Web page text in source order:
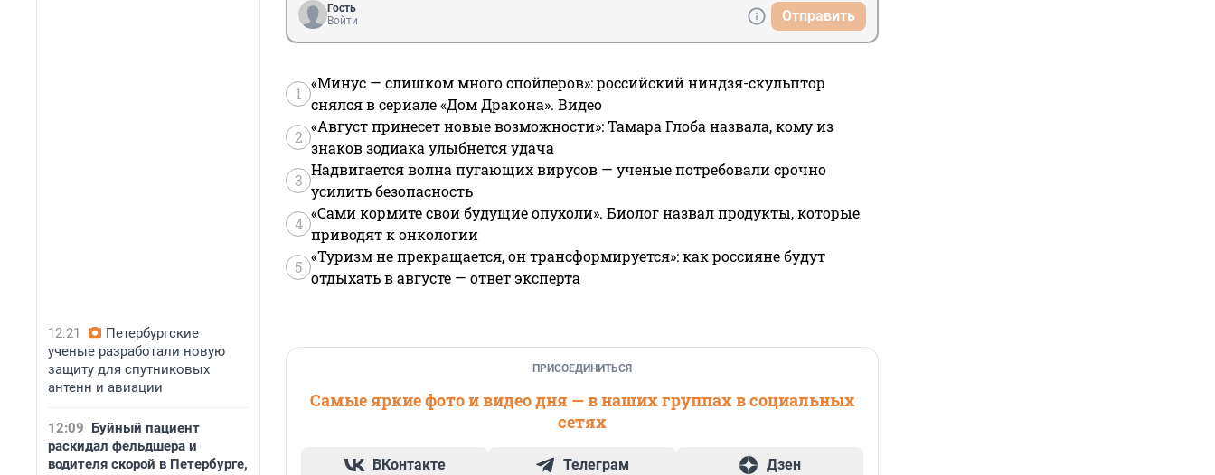
12:21
Петербургские
ученые разработали новую
защиту для спутниковых
антенн и авиации
12:09 Буйный пациент
раскидал фельдшера и
водителя скорой в Петербурге,
Гость
Войти
Отправить
1
«Минус — слишком много спойлеров»: российский ниндзя-скульптор
снялся в сериале «Дом Дракона». Видео
2
«Август принесет новые возможности»: Тамара Глоба назвала, кому из
знаков зодиака улыбнется удача
3
Надвигается волна пугающих вирусов — ученые потребовали срочно
усилить безопасность
4
«Сами кормите свои будущие опухоли». Биолог назвал продукты, которые
приводят к онкологии
5
«Туризм не прекращается, он трансформируется»: как россияне будут
отдыхать в августе — ответ эксперта
ПРИСОЕДИНИТЬСЯ
Самые яркие фото и видео дня — в наших группах в социальных
сетях
ВКонтакте Телеграм Дзен